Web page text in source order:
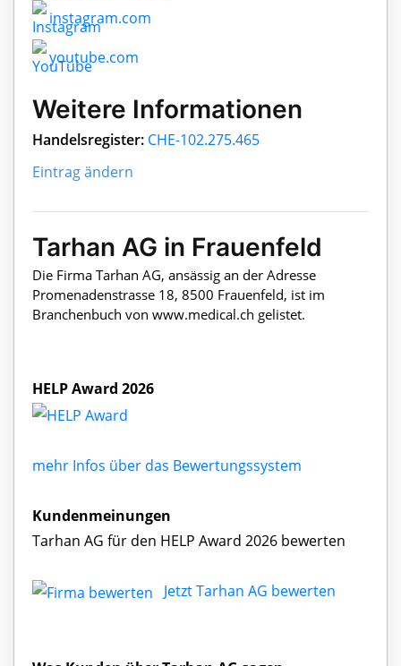
instagram.com
youtube.com
Weitere Informationen
Handelsregister: CHE-102.275.465
Eintrag ändern
Tarhan AG in Frauenfeld
Die Firma Tarhan AG, ansässig an der Adresse
Promenadenstrasse 18, 8500 Frauenfeld, ist im
Branchenbuch von www.medical.ch gelistet.
HELP Award 2026
mehr Infos über das Bewertungssystem
Kundenmeinungen
Tarhan AG für den HELP Award 2026 bewerten
Jetzt Tarhan AG bewerten